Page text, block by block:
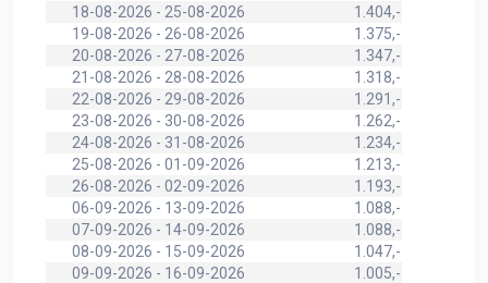
18-08-2026 - 25-08-2026
1.404,-
19-08-2026 - 26-08-2026
1.375,-
20-08-2026 - 27-08-2026
1.347,-
21-08-2026 - 28-08-2026
1.318,-
22-08-2026 - 29-08-2026
1.291,-
23-08-2026 - 30-08-2026
1.262,-
24-08-2026 - 31-08-2026
1.234,-
25-08-2026 - 01-09-2026
1.213,-
26-08-2026 - 02-09-2026
1.193,-
06-09-2026 - 13-09-2026
1.088,-
07-09-2026 - 14-09-2026
1.088,-
08-09-2026 - 15-09-2026
1.047,-
09-09-2026 - 16-09-2026
1.005,-